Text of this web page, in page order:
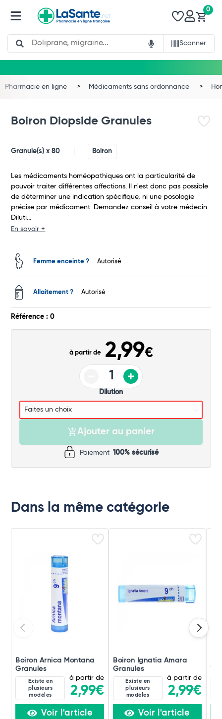
Search
Scanner
0
Commander
Pharmacie en ligne Médicaments sans ordonnance
Boiron Diopside Granules
Granule(s) x 80 Boiron
Les médicaments homéopathiques ont la particularité de
pouvoir traiter différentes affections. Il n'est donc pas possible
de déterminer une indication spécifique, ni une posologie
précise par médicament. Demandez conseil à votre médecin.
Diluti...
En savoir +
Femme enceinte ? Autorisé
Allaitement ? Autorisé
Référence : 0
à partir de 2,99€
Dilution
Ajouter au panier
Paiement 100% sécurisé
Dans la même catégorie
Boiron Arnica Montana
Granules
Existe en
plusieurs
modèles
à partir de
2,99€
Voir l'article
Boiron Ignatia Amara
Granules
Existe en
plusieurs
modèles
à partir de
2,99€
Voir l'article